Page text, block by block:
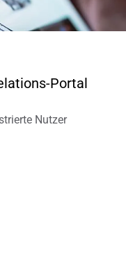
Portal
Nutzer